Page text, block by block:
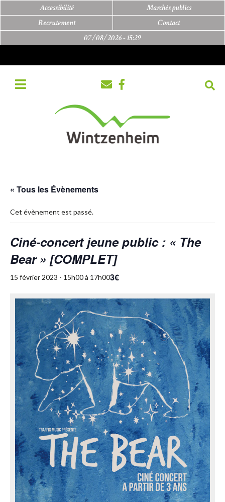
Accessibilité
Marchés publics
Recrutement
Contact
07/08/2026 -15:29
« Tous les Évènements
Cet évènement est passé.
Ciné-concert jeune public : « The
Bear » [COMPLET]
15 février 2023 - 15h00à 17h003€